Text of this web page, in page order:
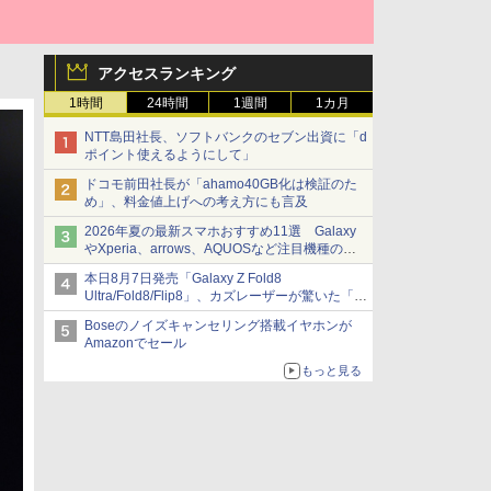
アクセスランキング
1時間 24時間 1週間 1カ月
NTT島田社長、ソフトバンクのセブン出資に「d
ポイント使えるようにして」
ドコモ前田社長が「ahamo40GB化は検証のた
め」、料金値上げへの考え方にも言及
2026年夏の最新スマホおすすめ11選 Galaxy
やXperia、arrows、AQUOSなど注目機種の特
徴は
本日8月7日発売「Galaxy Z Fold8
Ultra/Fold8/Flip8」、カズレーザーが驚いた「そ
ば屋のメニュー並みの薄さ」
Boseのノイズキャンセリング搭載イヤホンが
Amazonでセール
もっと見る